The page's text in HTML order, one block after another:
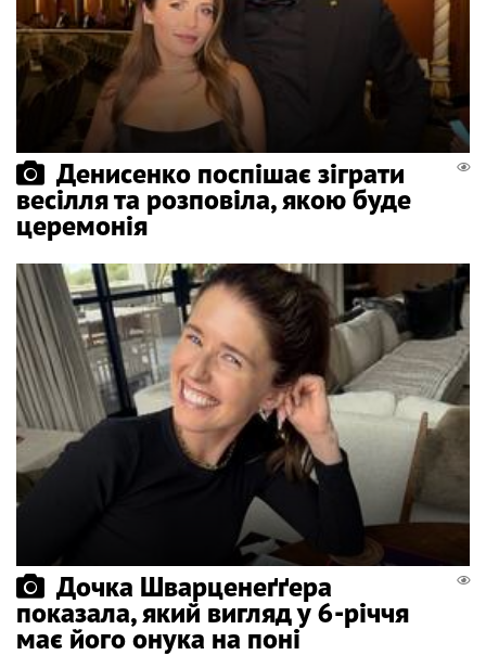
Денисенко поспішає зіграти
весілля та розповіла, якою буде
церемонія
Дочка Шварценеґґера
показала, який вигляд у 6-річчя
має його онука на поні